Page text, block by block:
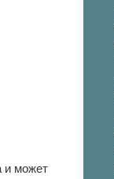
и может